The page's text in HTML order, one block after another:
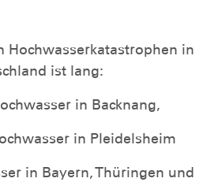
Hochwasserkatastrophen in
ist lang:
in Backnang,
in Pleidelsheim
in Bayern, Thüringen und